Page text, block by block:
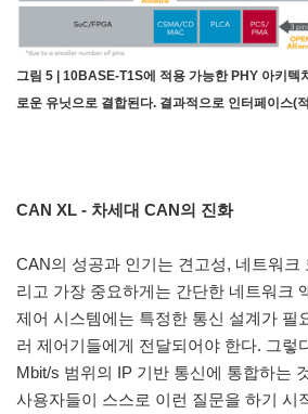
그림 5 | 10BASE-T1S에 적용 가능한 PHY 아키텍
로운 유닛으로 결합된다. 결과적으로 인터페이스(
CAN XL - 차세대 CAN의 진화
CAN의 성공과 인기는 견고성, 네트워크
리고 가장 중요하게는 간단한 네트워크
제어 시스템에는 특정한 통신 설계가 필
러 제어기들에게 전달되어야 한다. 그렇
Mbit/s 범위의 IP 기반 통신에 통합하는
사용자들이 스스로 이런 질문을 하기 시